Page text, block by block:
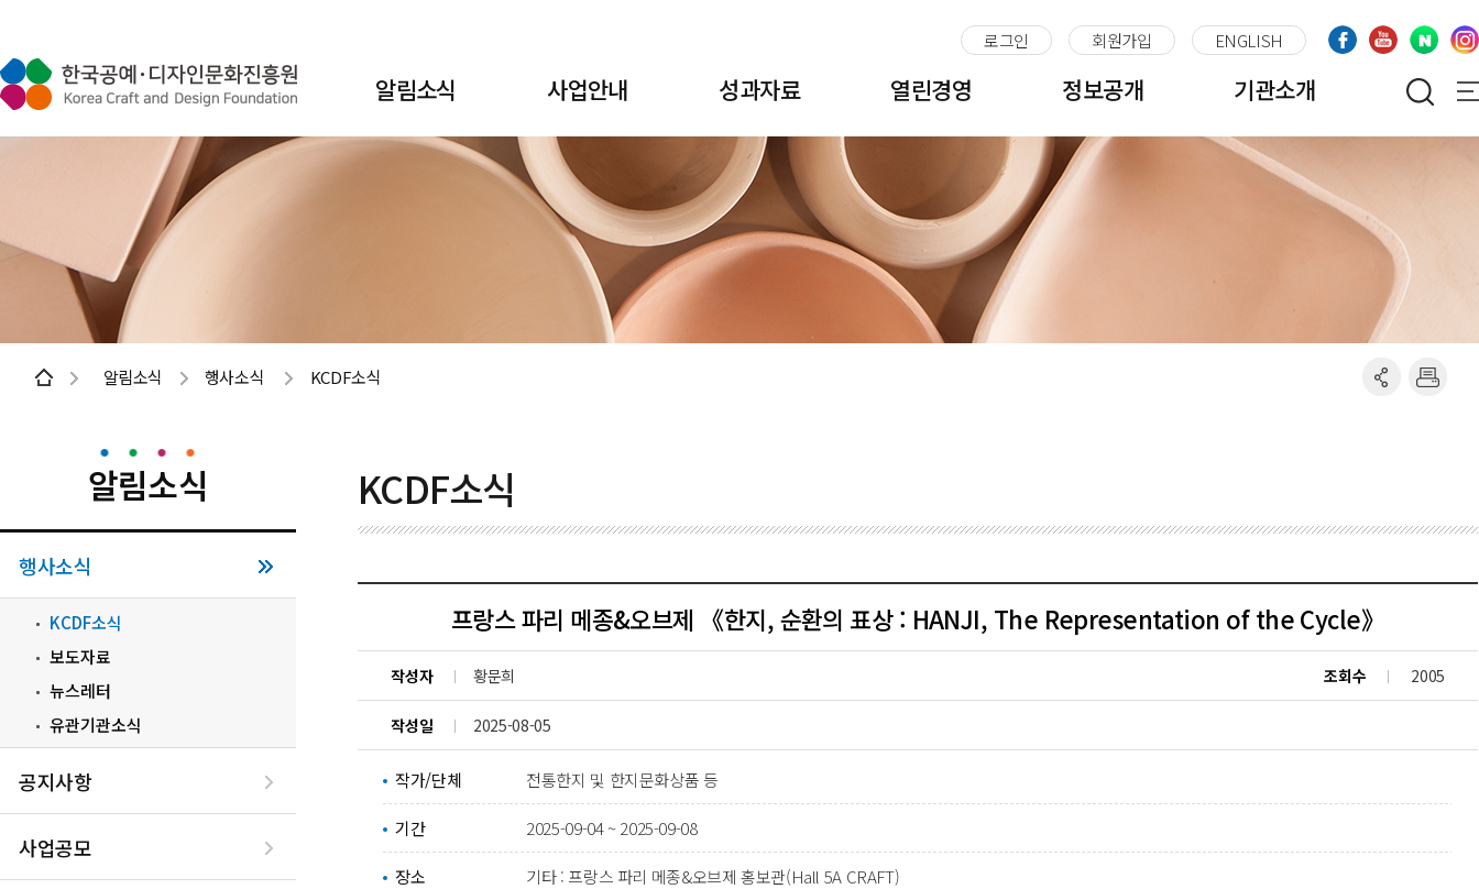
로그인 회원가입 ENGLISH
알림소식 사업안내 성과자료 열린경영 정보공개 기관소개
알림소식 행사소식 KCDF소식
알림소식
행사소식
KCDF소식
보도자료
뉴스레터
유관기관소식
공지사항
사업공모
KCDF소식
프랑스 파리 메종&오브제 《한지, 순환의 표상 : HANJI, The Representation of the Cycle》
작성자 황문희 조회수 2005
작성일 2025-08-05
작가/단체 전통한지 및 한지문화상품 등
기간 2025-09-04 ~ 2025-09-08
장소 기타 : 프랑스 파리 메종&오브제 홍보관(Hall 5A CRAFT)